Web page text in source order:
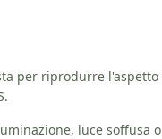
per riprodurre l'aspetto
luce soffusa o